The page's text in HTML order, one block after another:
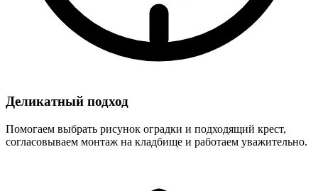
Деликатный подход
Помогаем выбрать рисунок оградки и подходящий крест,
согласовываем монтаж на кладбище и работаем уважительно.